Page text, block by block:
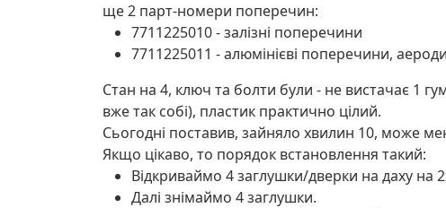
ще 2 парт-номери поперечин:
7711225010 - залізні поперечини
7711225011 - алюмінієві поперечини,
Стан на 4, ключ та болти були - не вистачає 1
вже так собі), пластик практично цілий.
Сьогодні поставив, зайняло хвилин 10, може
Якщо цікаво, то порядок встановлення такий:
Відкриваймо 4 заглушки/дверки на даху на
Далі знімаймо 4 заглушки.